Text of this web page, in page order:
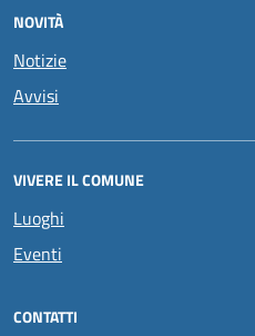
NOVITÀ
Notizie
Avvisi
VIVERE IL COMUNE
Luoghi
Eventi
CONTATTI